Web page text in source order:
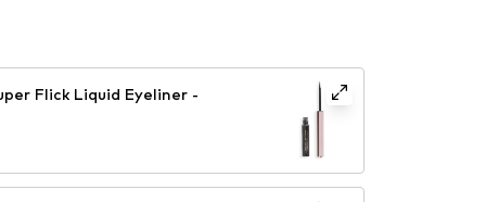
Flick Liquid Eyeliner -